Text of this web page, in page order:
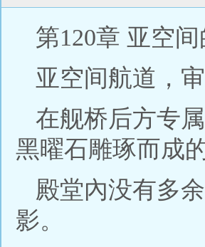
第120章 亚空
亚空间航道，
在舰桥后方专
黑曜石雕琢而成
殿堂內没有多
影。